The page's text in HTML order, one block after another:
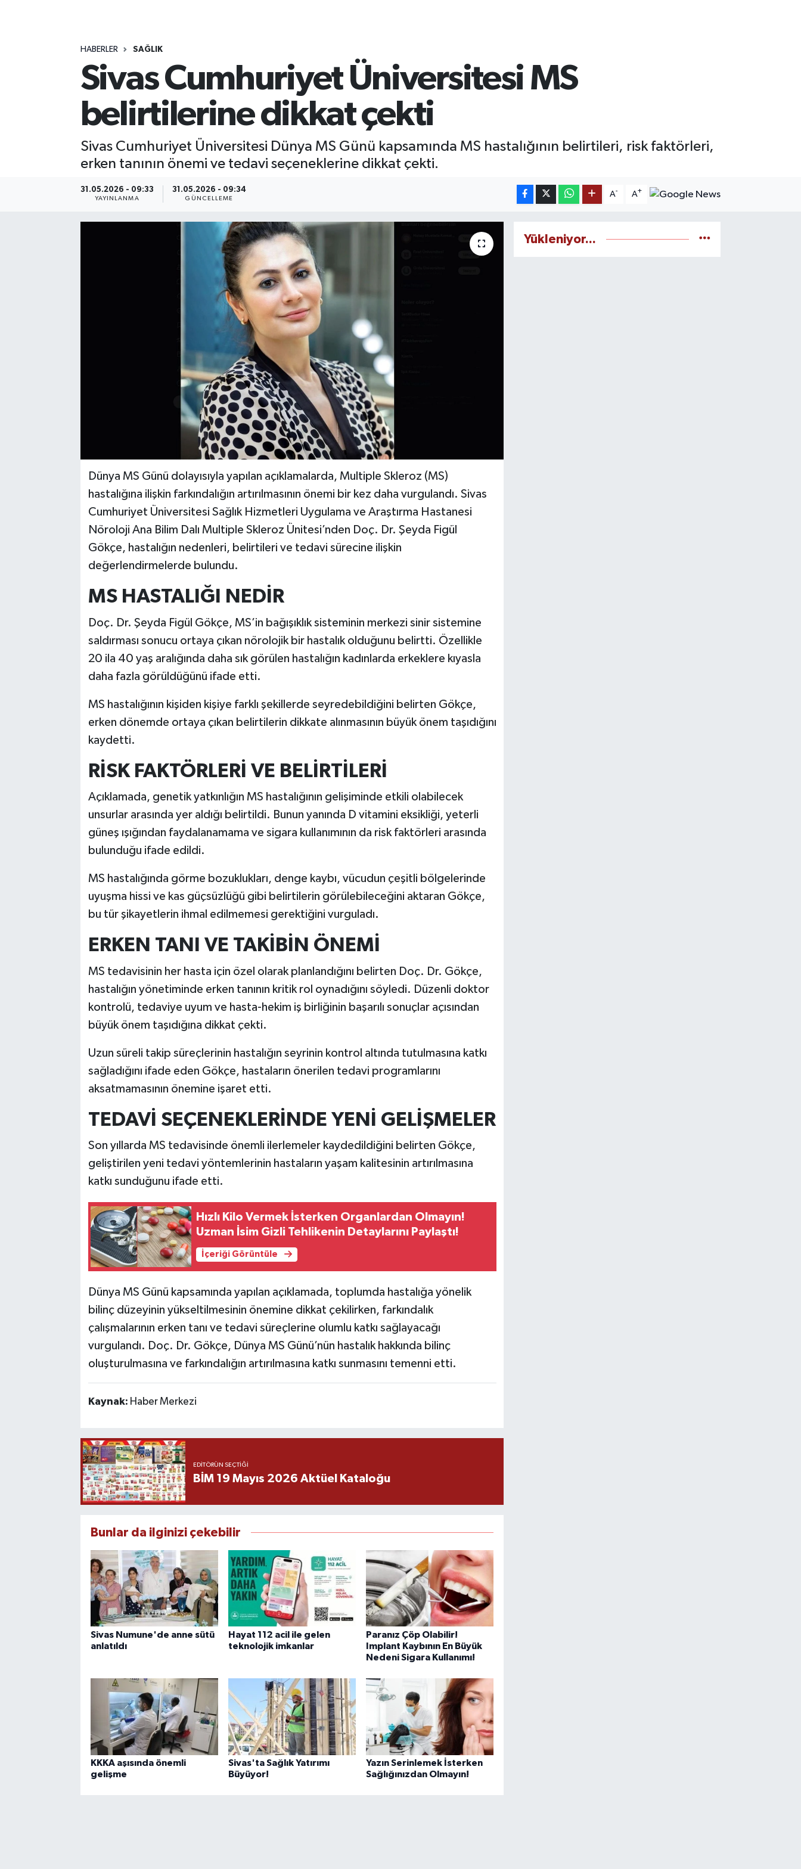
HABERLER SAĞLIK
Sivas Cumhuriyet Üniversitesi MS
belirtilerine dikkat çekti
Sivas Cumhuriyet Üniversitesi Dünya MS Günü kapsamında MS hastalığının belirtileri, risk faktörleri,
erken tanının önemi ve tedavi seçeneklerine dikkat çekti.
31.05.2026 - 09:33
YAYINLANMA
31.05.2026 - 09:34
GÜNCELLEME
A- A+
Dünya MS Günü dolayısıyla yapılan açıklamalarda, Multiple Skleroz (MS)
hastalığına ilişkin farkındalığın artırılmasının önemi bir kez daha vurgulandı. Sivas
Cumhuriyet Üniversitesi Sağlık Hizmetleri Uygulama ve Araştırma Hastanesi
Nöroloji Ana Bilim Dalı Multiple Skleroz Ünitesi’nden Doç. Dr. Şeyda Figül
Gökçe, hastalığın nedenleri, belirtileri ve tedavi sürecine ilişkin
değerlendirmelerde bulundu.
MS HASTALIĞI NEDİR
Doç. Dr. Şeyda Figül Gökçe, MS’in bağışıklık sisteminin merkezi sinir sistemine
saldırması sonucu ortaya çıkan nörolojik bir hastalık olduğunu belirtti. Özellikle
20 ila 40 yaş aralığında daha sık görülen hastalığın kadınlarda erkeklere kıyasla
daha fazla görüldüğünü ifade etti.
MS hastalığının kişiden kişiye farklı şekillerde seyredebildiğini belirten Gökçe,
erken dönemde ortaya çıkan belirtilerin dikkate alınmasının büyük önem taşıdığını
kaydetti.
RİSK FAKTÖRLERİ VE BELİRTİLERİ
Açıklamada, genetik yatkınlığın MS hastalığının gelişiminde etkili olabilecek
unsurlar arasında yer aldığı belirtildi. Bunun yanında D vitamini eksikliği, yeterli
güneş ışığından faydalanamama ve sigara kullanımının da risk faktörleri arasında
bulunduğu ifade edildi.
MS hastalığında görme bozuklukları, denge kaybı, vücudun çeşitli bölgelerinde
uyuşma hissi ve kas güçsüzlüğü gibi belirtilerin görülebileceğini aktaran Gökçe,
bu tür şikayetlerin ihmal edilmemesi gerektiğini vurguladı.
ERKEN TANI VE TAKİBİN ÖNEMİ
MS tedavisinin her hasta için özel olarak planlandığını belirten Doç. Dr. Gökçe,
hastalığın yönetiminde erken tanının kritik rol oynadığını söyledi. Düzenli doktor
kontrolü, tedaviye uyum ve hasta-hekim iş birliğinin başarılı sonuçlar açısından
büyük önem taşıdığına dikkat çekti.
Uzun süreli takip süreçlerinin hastalığın seyrinin kontrol altında tutulmasına katkı
sağladığını ifade eden Gökçe, hastaların önerilen tedavi programlarını
aksatmamasının önemine işaret etti.
TEDAVİ SEÇENEKLERİNDE YENİ GELİŞMELER
Son yıllarda MS tedavisinde önemli ilerlemeler kaydedildiğini belirten Gökçe,
geliştirilen yeni tedavi yöntemlerinin hastaların yaşam kalitesinin artırılmasına
katkı sunduğunu ifade etti.
Hızlı Kilo Vermek İsterken Organlardan Olmayın!
Uzman İsim Gizli Tehlikenin Detaylarını Paylaştı!
İçeriği Görüntüle
Dünya MS Günü kapsamında yapılan açıklamada, toplumda hastalığa yönelik
bilinç düzeyinin yükseltilmesinin önemine dikkat çekilirken, farkındalık
çalışmalarının erken tanı ve tedavi süreçlerine olumlu katkı sağlayacağı
vurgulandı. Doç. Dr. Gökçe, Dünya MS Günü’nün hastalık hakkında bilinç
oluşturulmasına ve farkındalığın artırılmasına katkı sunmasını temenni etti.
Kaynak: Haber Merkezi
EDITÖRÜN SEÇTIĞI
BİM 19 Mayıs 2026 Aktüel Kataloğu
Bunlar da ilginizi çekebilir
Sivas Numune'de anne sütü
anlatıldı
Hayat 112 acil ile gelen
teknolojik imkanlar
Paranız Çöp Olabilir!
Implant Kaybının En Büyük
Nedeni Sigara Kullanımı!
KKKA aşısında önemli
gelişme
Sivas'ta Sağlık Yatırımı
Büyüyor!
Yazın Serinlemek İsterken
Sağlığınızdan Olmayın!
Yükleniyor...
ÖZEL HABER
RESMİ İLANLAR
SPONSORLU YAZI